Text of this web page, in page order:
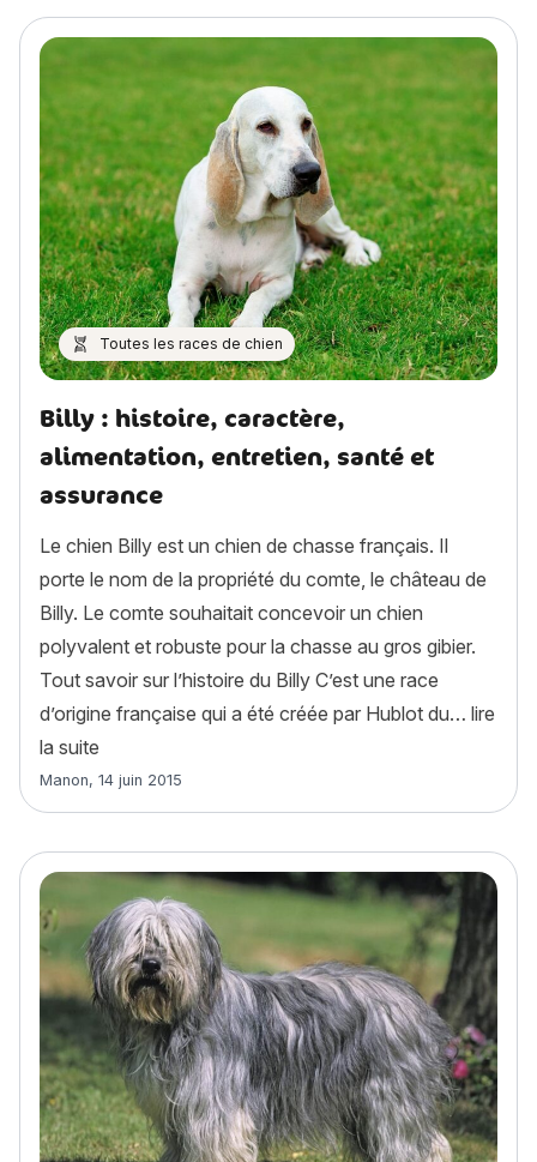
Toutes les races de chien
Billy : histoire, caractère,
alimentation, entretien, santé et
assurance
Le chien Billy est un chien de chasse français. Il
porte le nom de la propriété du comte, le château de
Billy. Le comte souhaitait concevoir un chien
polyvalent et robuste pour la chasse au gros gibier.
Tout savoir sur l’histoire du Billy C’est une race
d’origine française qui a été créée par Hublot du… lire
la suite
Article rédigé par
Manon, 14 juin 2015